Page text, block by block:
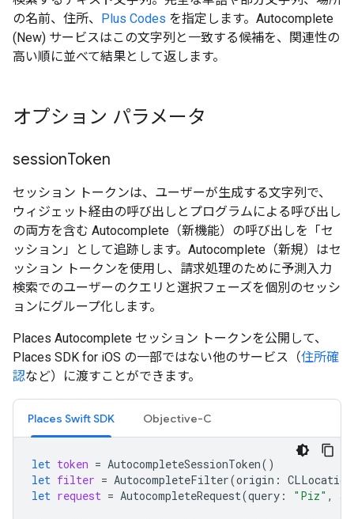
の名前、住所、 Plus Codes を指定します。Autocomplete
(New) サービスはこの文字列と一致する候補を、関連性の
高い順に並べて結果として返します。
オプション パラメータ
sessionToken
セッション トークンは、ユーザーが生成する文字列で、
ウィジェット経由の呼び出しとプログラムによる呼び出し
の両方を含む Autocomplete（新機能）の呼び出しを「セ
ッション」として追跡します。Autocomplete（新規）はセ
ッション トークンを使用し、請求処理のために予測入力
検索でのユーザーのクエリと選択フェーズを個別のセッシ
ョンにグループ化します。
Places Autocomplete セッション トークンを公開して、
Places SDK for iOS の一部ではない他のサービス（住所確
認など）に渡すことができます。
Places Swift SDK Objective-C
let token = AutocompleteSessionToken()
let filter = AutocompleteFilter(origin :
let request = AutocompleteRequest(query : "Piz" ,